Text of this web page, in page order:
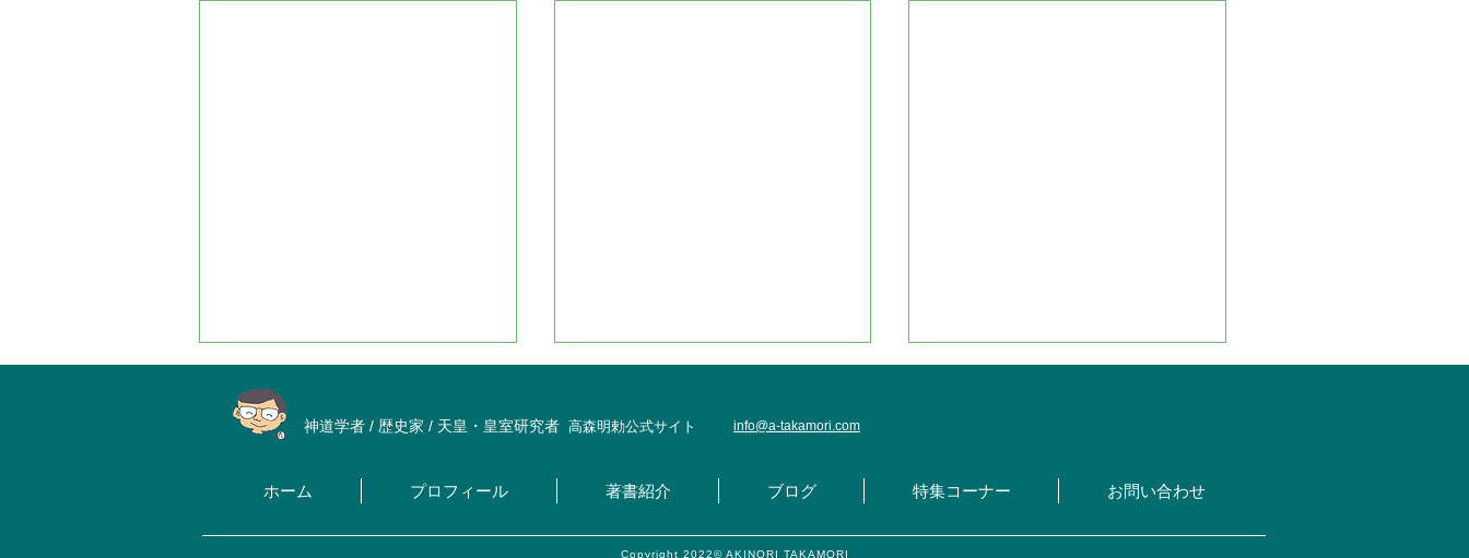
神道学者 / 歴史家 / 天皇・皇室研究者 高森明勅公式サイト info@a-takamori.com
ホーム プロフィール 著書紹介 ブログ 特集コーナー お問い合わせ
Copyright 2022© AKINORI TAKAMORI